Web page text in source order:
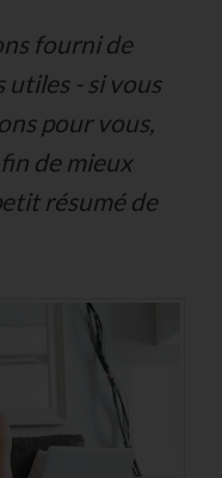
fourni de
- si vous
pour vous,
de mieux
résumé de